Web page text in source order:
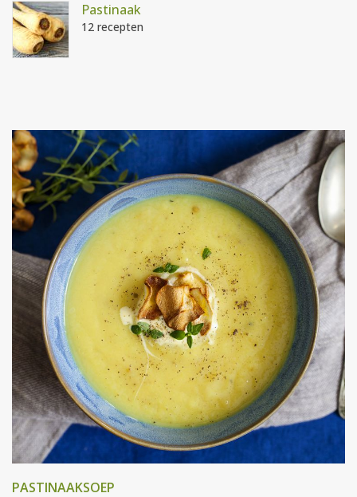
Pastinaak
12 recepten
PASTINAAKSOEP